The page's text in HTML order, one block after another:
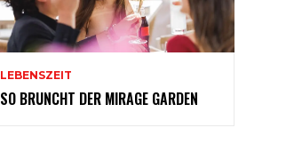
LEBENSZEIT
SO BRUNCHT DER MIRAGE GARDEN